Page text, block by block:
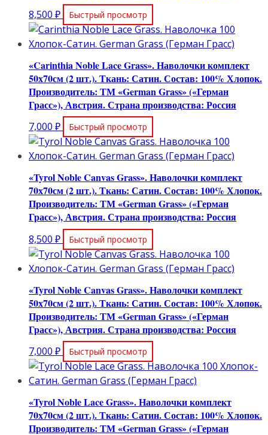
8,500 ₽ Быстрый просмотр
«Carinthia Noble Lace Grass». Наволочки комплект
50х70см (2 шт.). Ткань: Сатин. Состав: 100% Хлопок.
Производитель: ТМ «German Grass» («Герман
Грасс»), Австрия. Страна производства: Россия
7,000 ₽ Быстрый просмотр
«Tyrol Noble Canvas Grass». Наволочки комплект
70х70см (2 шт.). Ткань: Сатин. Состав: 100% Хлопок.
Производитель: ТМ «German Grass» («Герман
Грасс»), Австрия. Страна производства: Россия
8,500 ₽ Быстрый просмотр
«Tyrol Noble Canvas Grass». Наволочки комплект
50х70см (2 шт.). Ткань: Сатин. Состав: 100% Хлопок.
Производитель: ТМ «German Grass» («Герман
Грасс»), Австрия. Страна производства: Россия
7,000 ₽ Быстрый просмотр
«Tyrol Noble Lace Grass». Наволочки комплект
70х70см (2 шт.). Ткань: Сатин. Состав: 100% Хлопок.
Производитель: ТМ «German Grass» («Герман